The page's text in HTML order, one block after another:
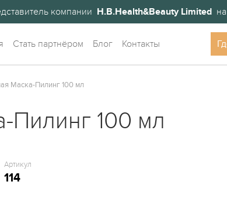
компании H.B.Health&Beauty Limitedна
Стать партнёром Блог Контакты
Маска-Пилинг 100 мл
Пилинг 100 мл
Артикул
114